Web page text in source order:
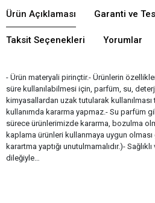
Ürün Açıklaması Garanti ve
Taksit Seçenekleri Yorumlar
- Ürün materyali pirinçtir.- Ürünlerin
süre kullanılabilmesi için, parfüm, su,
kimyasallardan uzak tutularak
kullanımda kararma yapmaz.- Su parfüm
sürece ürünlerimizde kararma, bozulma
kaplama ürünleri kullanmaya uygun
karartma yaptığı unutulmamalıdır.)-
dileğiyle…